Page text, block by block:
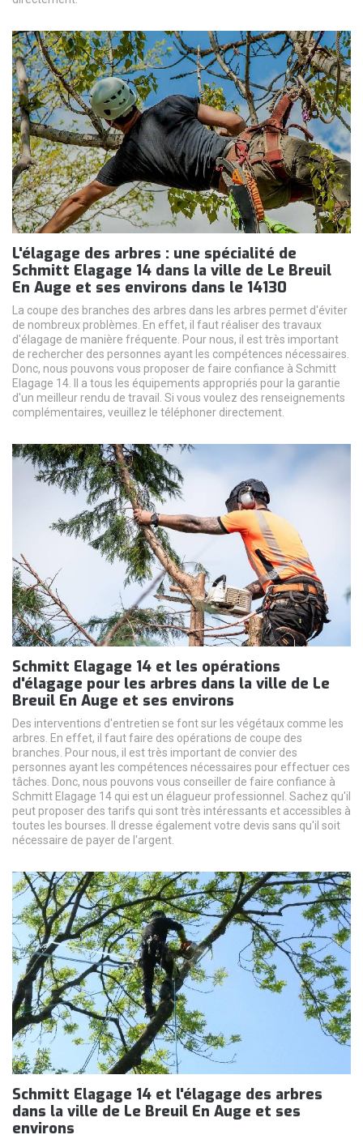
L'élagage des arbres : une spécialité de
Schmitt Elagage 14 dans la ville de Le Breuil
En Auge et ses environs dans le 14130
La coupe des branches des arbres dans les arbres permet d'éviter
de nombreux problèmes. En effet, il faut réaliser des travaux
d'élagage de manière fréquente. Pour nous, il est très important
de rechercher des personnes ayant les compétences nécessaires.
Donc, nous pouvons vous proposer de faire confiance à Schmitt
Elagage 14. Il a tous les équipements appropriés pour la garantie
d'un meilleur rendu de travail. Si vous voulez des renseignements
complémentaires, veuillez le téléphoner directement.
Schmitt Elagage 14 et les opérations
d'élagage pour les arbres dans la ville de Le
Breuil En Auge et ses environs
Des interventions d'entretien se font sur les végétaux comme les
arbres. En effet, il faut faire des opérations de coupe des
branches. Pour nous, il est très important de convier des
personnes ayant les compétences nécessaires pour effectuer ces
tâches. Donc, nous pouvons vous conseiller de faire confiance à
Schmitt Elagage 14 qui est un élagueur professionnel. Sachez qu'il
peut proposer des tarifs qui sont très intéressants et accessibles à
toutes les bourses. Il dresse également votre devis sans qu'il soit
nécessaire de payer de l'argent.
Schmitt Elagage 14 et l'élagage des arbres
dans la ville de Le Breuil En Auge et ses
environs